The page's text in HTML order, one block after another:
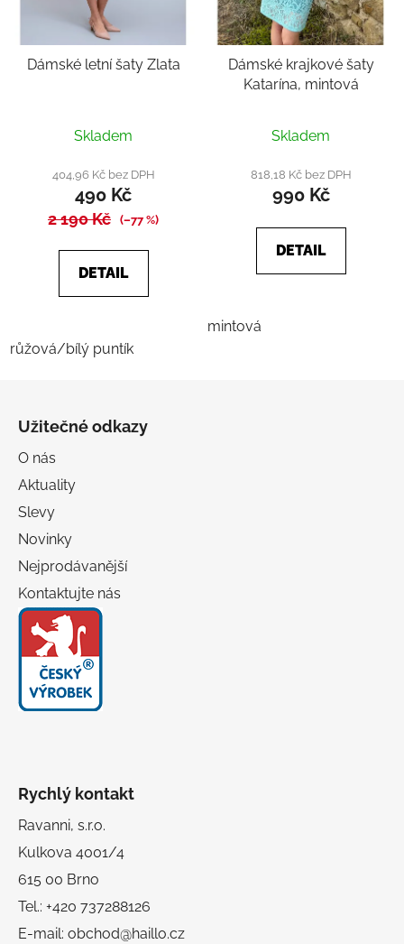
Dámské letní šaty Zlata
hodnocení
produktu
je
4,6
5
Skladem
404,96 Kč bez DPH
490 Kč
2 190 Kč (–77 %)
DETAIL
růžová/bílý puntík
Dámské krajkové šaty
Katarína, mintová
Skladem
818,18 Kč bez DPH
990 Kč
DETAIL
mintová
Užitečné odkazy
O nás
Aktuality
Slevy
Novinky
Nejprodávanější
Kontaktujte nás
Rychlý kontakt
Ravanni, s.r.o.
Kulkova 4001/4
615 00 Brno
Tel.: +420 737288126
E-mail: obchod@haillo.cz